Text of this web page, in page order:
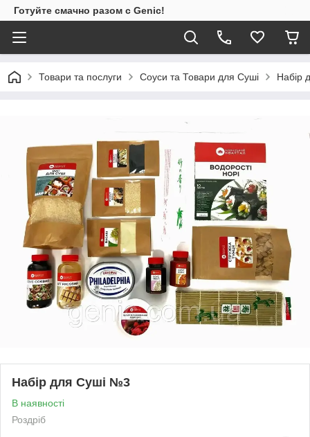
Готуйте смачно разом с Genic!
Товари та послуги Соуси та Товари для Суші Набір
Набір для Суші №3
В наявності
Роздріб